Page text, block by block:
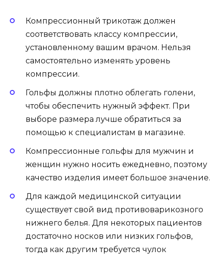
Компрессионный трикотаж должен
соответствовать классу компрессии,
установленному вашим врачом. Нельзя
самостоятельно изменять уровень
компрессии.
Гольфы должны плотно облегать голени,
чтобы обеспечить нужный эффект. При
выборе размера лучше обратиться за
помощью к специалистам в магазине.
Компрессионные гольфы для мужчин и
женщин нужно носить ежедневно, поэтому
качество изделия имеет большое значение.
Для каждой медицинской ситуации
существует свой вид противоварикозного
нижнего белья. Для некоторых пациентов
достаточно носков или низких гольфов,
тогда как другим требуется чулок